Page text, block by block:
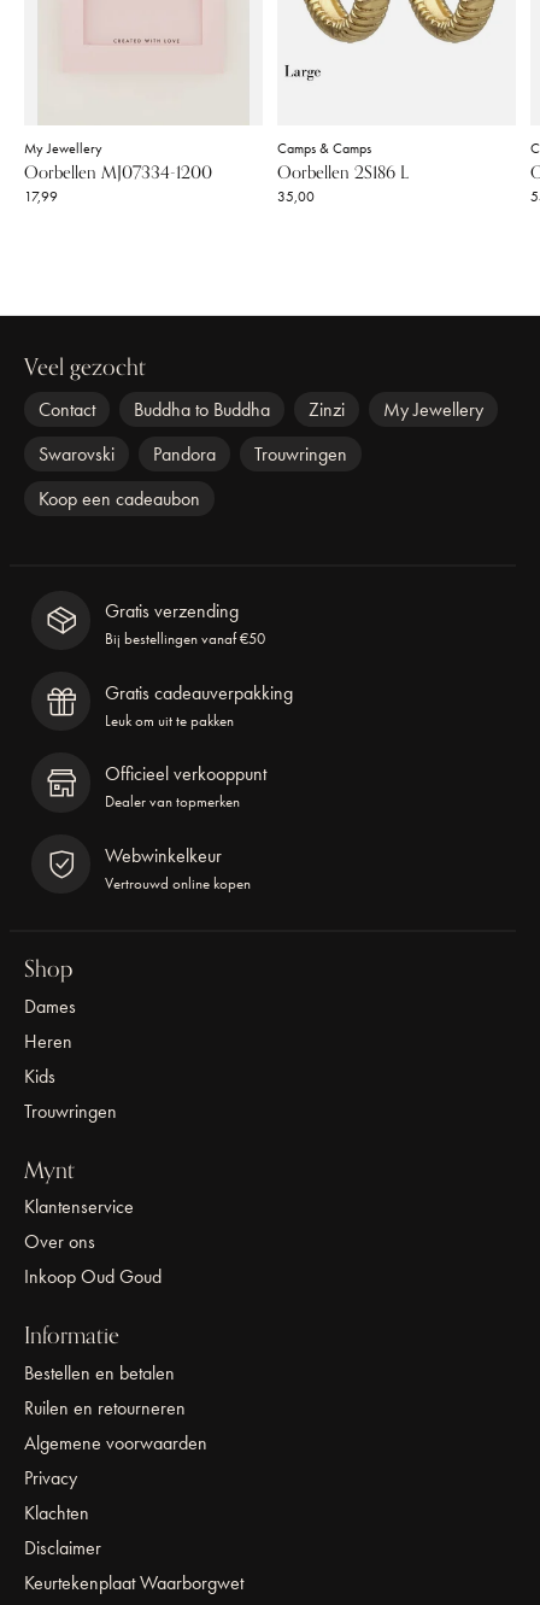
My Jewellery
Oorbellen MJ07334-1200
17,99
Camps & Camps
Oorbellen 2S186 L
35,00
Veel gezocht
Contact Buddha to Buddha Zinzi
My Jewellery
Swarovski
Pandora
Trouwringen
Koop een cadeaubon
Gratis verzending
Bij bestellingen vanaf €50
Gratis cadeauverpakking
Leuk om uit te pakken
Officieel verkooppunt
Dealer van topmerken
Webwinkelkeur
Vertrouwd online kopen
Shop
Dames
Heren
Kids
Trouwringen
Mynt
Klantenservice
Over ons
Inkoop Oud Goud
Informatie
Bestellen en betalen
Ruilen en retourneren
Algemene voorwaarden
Privacy
Klachten
Disclaimer
Keurtekenplaat Waarborgwet